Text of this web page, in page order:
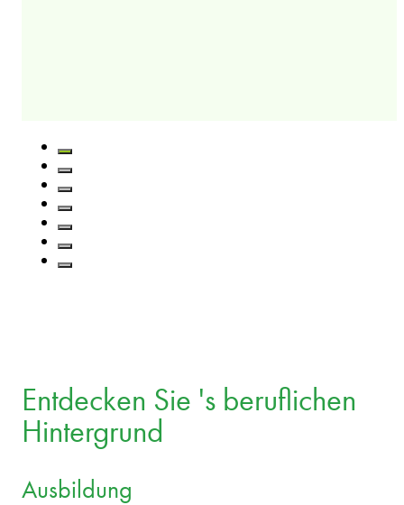
Entdecken Sie 's beruflichen
Hintergrund
Ausbildung